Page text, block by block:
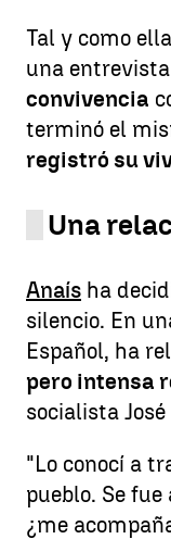
Tal y como
una
convivencia
terminó el
registró su
Una
Anaís ha
silencio. En
Español, ha
pero intensa
socialista
"Lo conocí a
pueblo. Se
¿me